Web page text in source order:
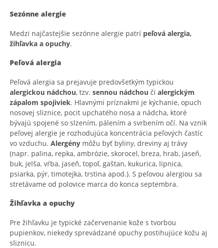
Sezónne alergie
Medzi najčastejšie sezónne alergie patrí peľová alergia,
žihľavka a opuchy.
Peľová alergia
Peľová alergia sa prejavuje predovšetkým typickou
alergickou nádchou, tzv. sennou nádchou či alergickým
zápalom spojiviek. Hlavnými príznakmi je kýchanie, opuch
nosovej sliznice, pocit upchatého nosa a nádcha, ktoré
bývajú spojené so slzením, pálením a svrbením očí. Na vznik
peľovej alergie je rozhodujúca koncentrácia peľových častíc
vo vzduchu. Alergény môžu byť byliny, dreviny aj trávy
(napr. palina, repka, ambrózie, skorocel, breza, hrab, jaseň,
buk, jelša, vŕba, jaseň, topoľ, gaštan, kukurica, lipnica,
psiarka, pýr, timotejka, trstina apod.). S peľovou alergiou sa
stretávame od polovice marca do konca septembra.
Žihľavka a opuchy
Pre žihľavku je typické začervenanie kože s tvorbou
pupienkov, niekedy sprevádzané opuchy postihujúce kožu aj
sliznicu.